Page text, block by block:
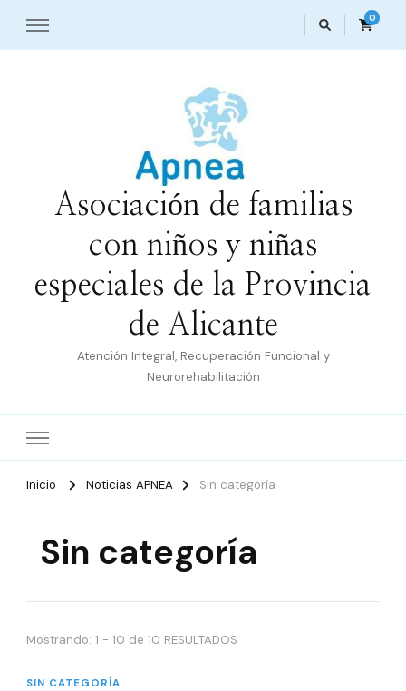
0
Asociación de familias
con niños y niñas
especiales de la Provincia
de Alicante
Atención Integral, Recuperación Funcional y
Neurorehabilitación
Inicio Noticias APNEA Sin categoría
Sin categoría
Mostrando: 1 - 10 de 10 RESULTADOS
SIN CATEGORÍA